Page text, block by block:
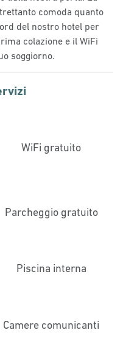
comoda quanto
del nostro hotel per
colazione e il WiFi
soggiorno.
WiFi gratuito
Parcheggio gratuito
Piscina interna
Camere comunicanti